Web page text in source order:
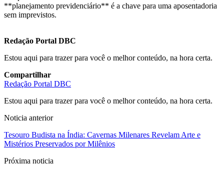
**planejamento previdenciário** é a chave para uma aposentadoria
sem imprevistos.
Redação Portal DBC
Estou aqui para trazer para você o melhor conteúdo, na hora certa.
Compartilhar
Redação Portal DBC
Estou aqui para trazer para você o melhor conteúdo, na hora certa.
Noticia anterior
Tesouro Budista na Índia: Cavernas Milenares Revelam Arte e
Mistérios Preservados por Milênios
Próxima noticia